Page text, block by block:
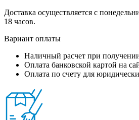
Доставка осуществляется с
18 часов.
Вариант оплаты
Наличный расчет при
Оплата банковской картой на
Оплата по счету для